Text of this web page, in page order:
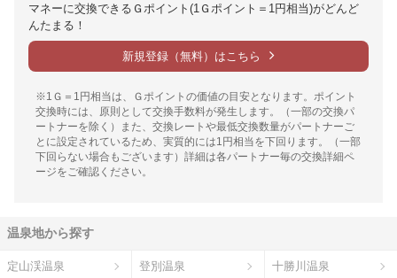
マネーに交換できるＧポイント(1Ｇポイント＝1円相当)がどんど
んたまる！
新規登録（無料）はこちら
※1Ｇ＝1円相当は、Ｇポイントの価値の目安となります。ポイント
交換時には、原則として交換手数料が発生します。（一部の交換パ
ートナーを除く）また、交換レートや最低交換数量がパートナーご
とに設定されているため、実質的には1円相当を下回ります。（一部
下回らない場合もございます）詳細は各パートナー毎の交換詳細ペ
ージをご確認ください。
温泉地から探す
定山渓温泉 登別温泉 十勝川温泉